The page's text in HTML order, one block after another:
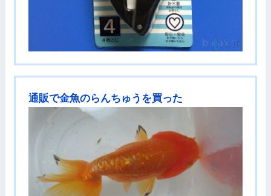
通販で金魚のらんちゅうを買った